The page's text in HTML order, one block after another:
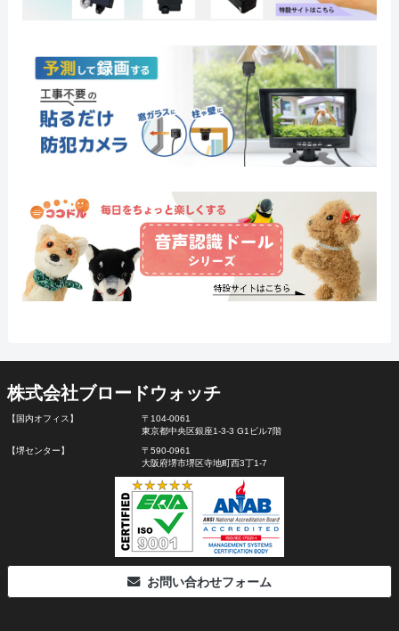
株式会社ブロードウォッチ
【国内オフィス】
〒104-0061
東京都中央区銀座1-3-3 G1ビル7階
【堺センター】
〒590-0961
大阪府堺市堺区寺地町西3丁1-7
お問い合わせフォーム